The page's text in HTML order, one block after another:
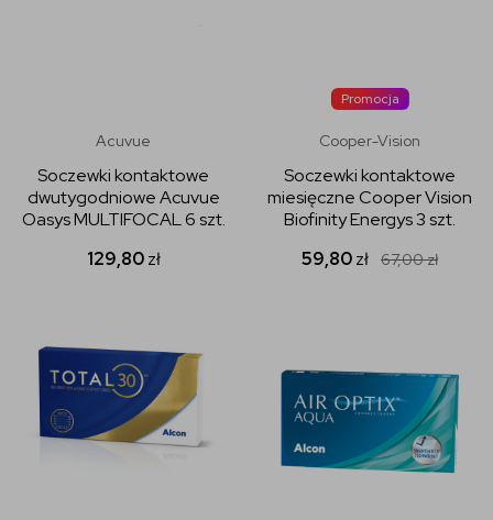
Acuvue
Soczewki kontaktowe
dwutygodniowe Acuvue
Oasys MULTIFOCAL 6 szt.
129,80zł
Promocja
Cooper-Vision
Soczewki kontaktowe
miesięczne Cooper Vision
Biofinity Energys 3 szt.
59,80zł 67,00zł